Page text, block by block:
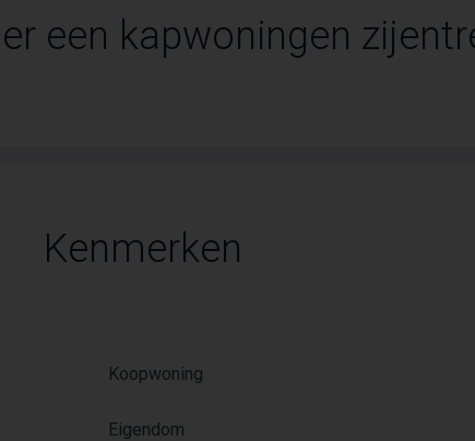
een kapwoningen
Kenmerken
Koopwoning
Eigendom